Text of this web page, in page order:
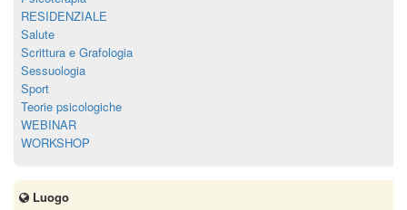
RESIDENZIALE
Salute
Scrittura e Grafologia
Sessuologia
Sport
Teorie psicologiche
WEBINAR
WORKSHOP
Luogo